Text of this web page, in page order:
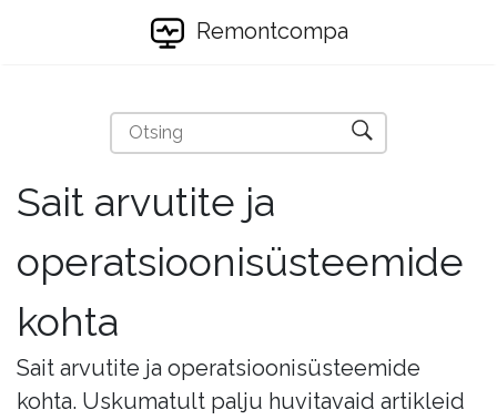
Remontcompa
Sait arvutite ja
operatsioonisüsteemide
kohta
Sait arvutite ja operatsioonisüsteemide
kohta. Uskumatult palju huvitavaid artikleid